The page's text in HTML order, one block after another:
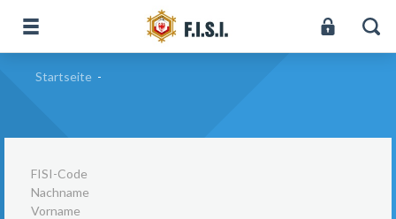
Startseite -
FISI-Code
Nachname
Vorname